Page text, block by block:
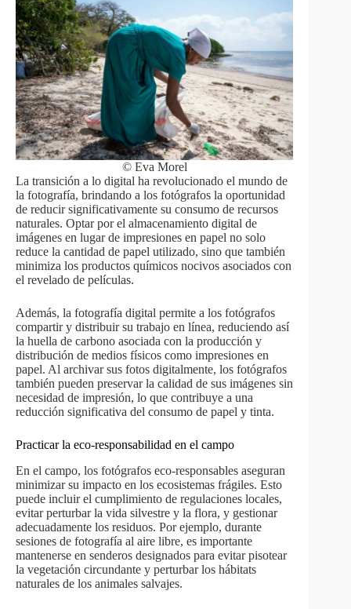
© Eva Morel
La transición a lo digital ha revolucionado el mundo de
la fotografía, brindando a los fotógrafos la oportunidad
de reducir significativamente su consumo de recursos
naturales. Optar por el almacenamiento digital de
imágenes en lugar de impresiones en papel no solo
reduce la cantidad de papel utilizado, sino que también
minimiza los productos químicos nocivos asociados con
el revelado de películas.
Además, la fotografía digital permite a los fotógrafos
compartir y distribuir su trabajo en línea, reduciendo así
la huella de carbono asociada con la producción y
distribución de medios físicos como impresiones en
papel. Al archivar sus fotos digitalmente, los fotógrafos
también pueden preservar la calidad de sus imágenes sin
necesidad de impresión, lo que contribuye a una
reducción significativa del consumo de papel y tinta.
Practicar la eco-responsabilidad en el campo
En el campo, los fotógrafos eco-responsables aseguran
minimizar su impacto en los ecosistemas frágiles. Esto
puede incluir el cumplimiento de regulaciones locales,
evitar perturbar la vida silvestre y la flora, y gestionar
adecuadamente los residuos. Por ejemplo, durante
sesiones de fotografía al aire libre, es importante
mantenerse en senderos designados para evitar pisotear
la vegetación circundante y perturbar los hábitats
naturales de los animales salvajes.